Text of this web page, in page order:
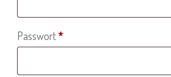
Passwort*Erforderlich